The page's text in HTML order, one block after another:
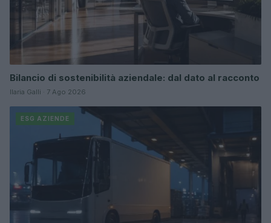
Bilancio di sostenibilità aziendale: dal dato al racconto
Ilaria Galli · 7 Ago 2026
ESG AZIENDE